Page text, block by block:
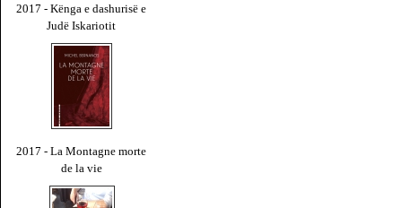
2017 - Kënga e dashurisë e
Judë Iskariotit
2017 - La Montagne morte
de la vie